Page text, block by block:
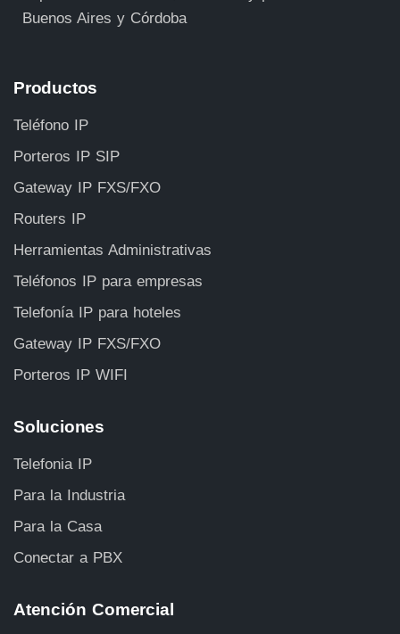
Buenos Aires y Córdoba
Productos
Teléfono IP
Porteros IP SIP
Gateway IP FXS/FXO
Routers IP
Herramientas Administrativas
Teléfonos IP para empresas
Telefonía IP para hoteles
Gateway IP FXS/FXO
Porteros IP WIFI
Soluciones
Telefonia IP
Para la Industria
Para la Casa
Conectar a PBX
Atención Comercial